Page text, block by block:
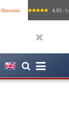
Hinweise 4.93 /